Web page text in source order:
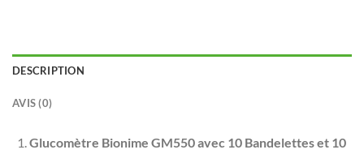
DESCRIPTION
AVIS (0)
Glucomètre Bionime GM550 avec 10 Bandelettes et 10